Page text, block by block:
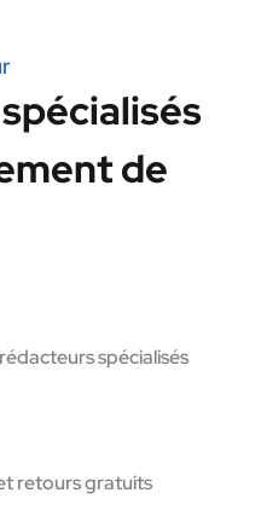
de
spécialisés
retours gratuits